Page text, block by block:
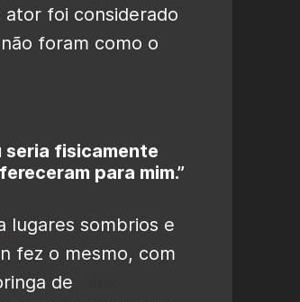
ator foi considerado
foram como o
seria fisicamente
para mim.”
lugares sombrios e
fez o mesmo, com
de